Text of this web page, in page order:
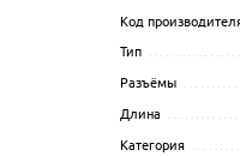
Код
Тип
Разъёмы
Длина
Категория